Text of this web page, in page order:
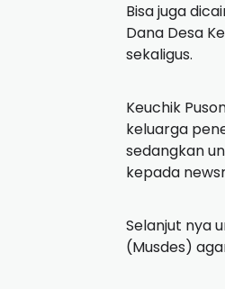
Bisa juga
Dana Desa
sekaligus.
Keuchik
keluarga
sedangkan
kepada
Selanjut nya
(Musdes)